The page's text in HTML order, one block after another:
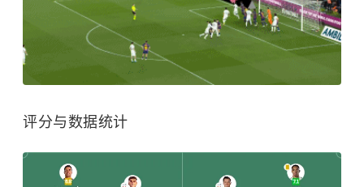
评分与数据统计